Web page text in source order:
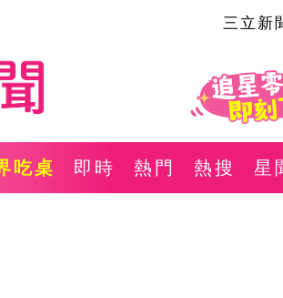
三立新
吃桌 即時 熱門 熱搜 星